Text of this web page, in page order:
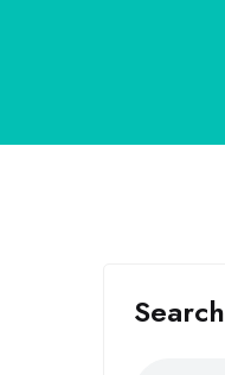
Search